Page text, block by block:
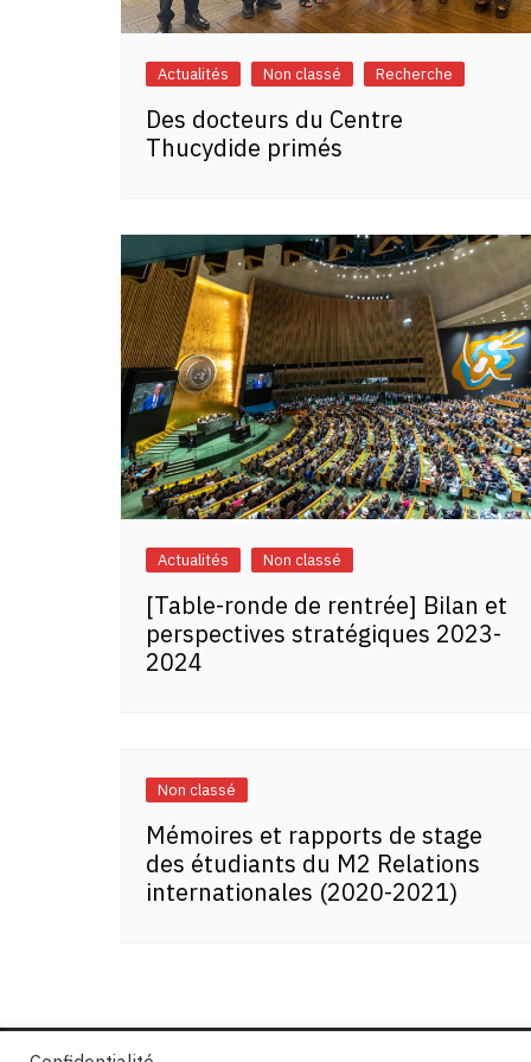
Actualités Non classé Recherche
Des docteurs du Centre
Thucydide primés
Actualités Non classé
[Table-ronde de rentrée] Bilan et
perspectives stratégiques 2023-
2024
Non classé
Mémoires et rapports de stage
des étudiants du M2 Relations
internationales (2020-2021)